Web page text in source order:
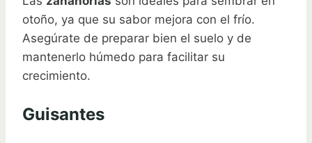
otoño, ya que su sabor mejora con el frío.
Asegúrate de preparar bien el suelo y de
mantenerlo húmedo para facilitar su
crecimiento.
Guisantes